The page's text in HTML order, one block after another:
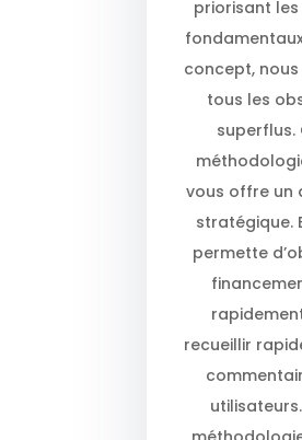
priorisant
concept, nous
tous les
superflus.
vous offre un
stratégique.
permette
recueillir